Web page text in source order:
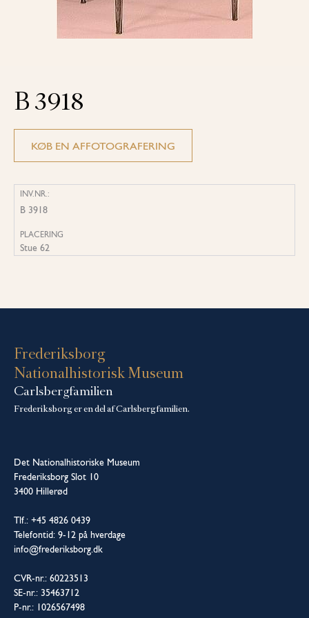
B 3918
KØB EN AFFOTOGRAFERING
INV.NR.:
B 3918
PLACERING
Stue 62
Frederiksborg
Nationalhistorisk Museum
Carlsbergfamilien
Frederiksborg er en del af Carlsbergfamilien.
Det Nationalhistoriske Museum
Frederiksborg Slot 10
3400 Hillerød
Tlf.: +45 4826 0439
Telefontid: 9-12 på hverdage
info@frederiksborg.dk
CVR-nr.: 60223513
SE-nr.: 35463712
P-nr.: 1026567498